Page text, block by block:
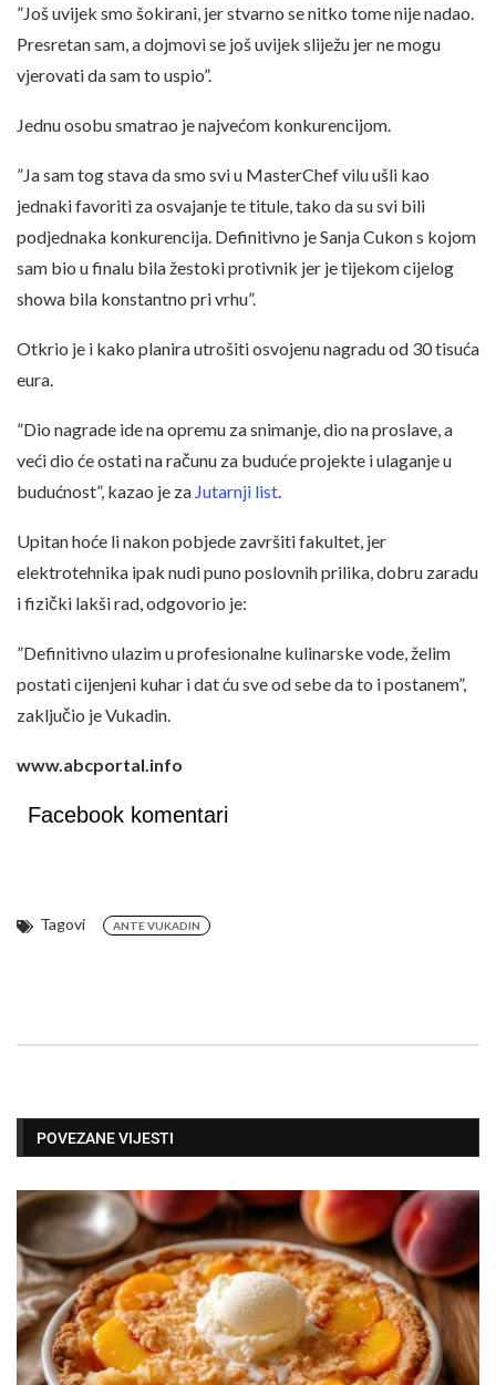
”Još uvijek smo šokirani, jer stvarno se nitko tome nije nadao.
Presretan sam, a dojmovi se još uvijek sliježu jer ne mogu
vjerovati da sam to uspio”.
Jednu osobu smatrao je najvećom konkurencijom.
”Ja sam tog stava da smo svi u MasterChef vilu ušli kao
jednaki favoriti za osvajanje te titule, tako da su svi bili
podjednaka konkurencija. Definitivno je Sanja Cukon s kojom
sam bio u finalu bila žestoki protivnik jer je tijekom cijelog
showa bila konstantno pri vrhu”.
Otkrio je i kako planira utrošiti osvojenu nagradu od 30 tisuća
eura.
”Dio nagrade ide na opremu za snimanje, dio na proslave, a
veći dio će ostati na računu za buduće projekte i ulaganje u
budućnost”, kazao je za Jutarnji list.
Upitan hoće li nakon pobjede završiti fakultet, jer
elektrotehnika ipak nudi puno poslovnih prilika, dobru zaradu
i fizički lakši rad, odgovorio je:
”Definitivno ulazim u profesionalne kulinarske vode, želim
postati cijenjeni kuhar i dat ću sve od sebe da to i postanem”,
zaključio je Vukadin.
www.abcportal.info
Facebook komentari
Tagovi ANTE VUKADIN
POVEZANE VIJESTI